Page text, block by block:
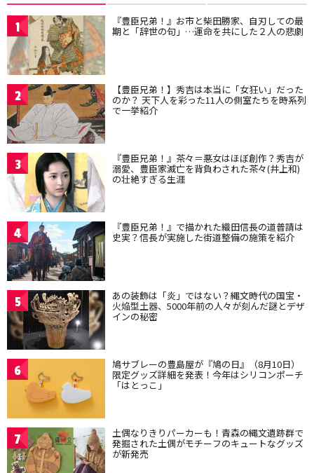
1 『豊臣兄弟！』お市と柴田勝家、自刃しての最
期と「辞世の句」…運命を共にした２人の悲劇
2 【豊臣兄弟！】秀吉は本当に「女狂い」だった
のか？ 天下人を彩った11人の側室たちを時系列
で一挙紹介
3 『豊臣兄弟！』茶々＝悪女はほぼ創作？秀吉が
溺愛、豊臣家滅亡を背負わされた茶々(井上和)
の壮絶すぎる生涯
4 『豊臣兄弟！』で描かれた織田信長の道普請は
史実？信長が実施した街道整備の施策を紹介
5 あの装飾は「炎」ではない？縄文時代の国宝・
火焔型土器、5000年前の人々が刻んだ謎とデザ
インの秘密
6 鳩サブレーの豊島屋が『鳩の日』（8月10日）
限定グッズ詳細を発表！今年はシリコンポーチ
「はとっこ」
7 土偶なりきりパーカーも！青森の縄文遺跡群で
発掘された土偶がモチーフのキュートなグッズ
が新発売